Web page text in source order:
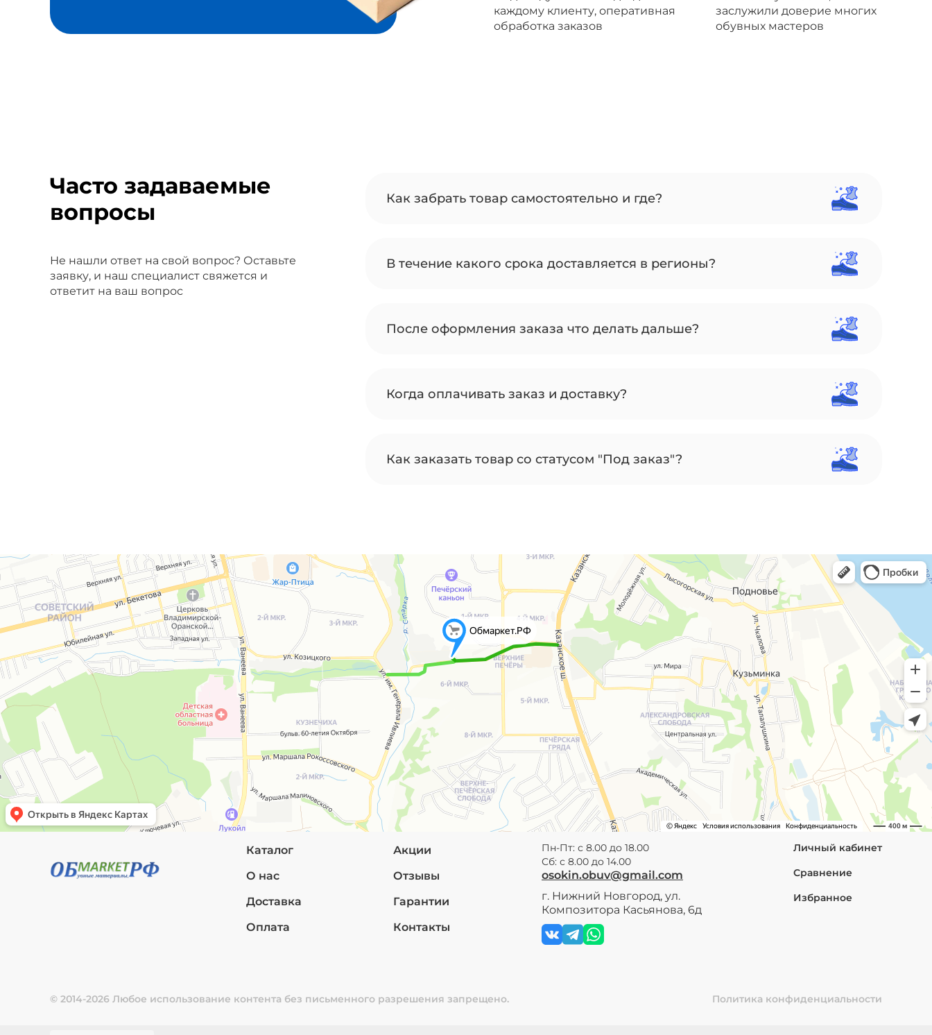
каждому клиенту, оперативная
обработка заказов
заслужили доверие многих
обувных мастеров
Часто задаваемые
вопросы
Не нашли ответ на свой вопрос? Оставьте
заявку, и наш специалист свяжется и
ответит на ваш вопрос
Как забрать товар самостоятельно и где?
В течение какого срока доставляется в регионы?
После оформления заказа что делать дальше?
Когда оплачивать заказ и доставку?
Как заказать товар со статусом "Под заказ"?
Каталог
О нас
Доставка
Оплата
Акции
Отзывы
Гарантии
Контакты
Пн-Пт: с 8.00 до 18.00
Сб: с 8.00 до 14.00
osokin.obuv@gmail.com
г. Нижний Новгород, ул.
Композитора Касьянова, 6д
Личный кабинет
Сравнение
Избранное
© 2014-2026 Любое использование контента без письменного разрешения запрещено. Политика конфиденциальности